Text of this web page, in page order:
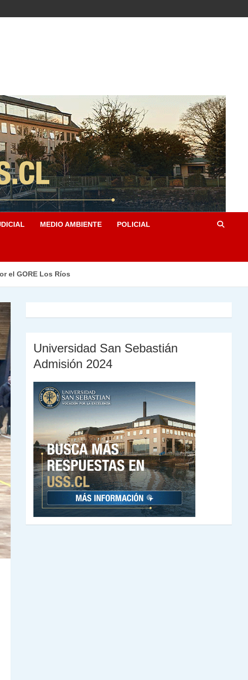
MEDIO AMBIENTE POLICIAL
el GORE Los Ríos
Universidad San Sebastián
Admisión 2024